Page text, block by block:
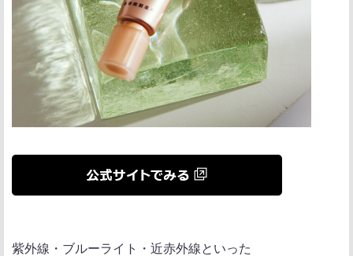
紫外線・ブルーライト・近赤外線といった